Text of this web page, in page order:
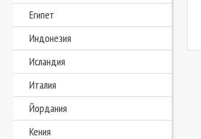
Египет
Индонезия
Исландия
Италия
Йордания
Кения